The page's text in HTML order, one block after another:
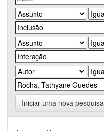
Iniciar uma nova pesquisa